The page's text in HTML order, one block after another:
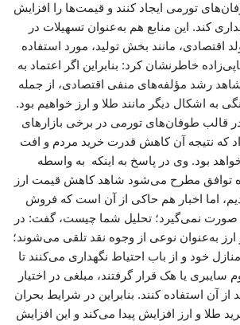
تورمی ایجاد کنند و قیمت‌ها را افزایش
کند. این منابع هم به‌عنوان تسهیلات در
اقتصادی، مانند بخش تولید، مورد استفاده
خاطرنشان کرد: بنابراین اگر اعتماد به
شاهد رشد مؤلفه‌های منفی اقتصادی، از جمله
به اشکال دیگر مانند طلا و ارز خواهیم بود.
قالب طوفان‌های تورمی در برخی بازارهای
که نتیجه آن کاهش قدرت خرید مردم و افت
بود. وی در پاسخ به اینکه به واسطه
توافق مطرح می‌شود شاهد کاهش قیمت ارز
اما اخبار هم حاکی از آن است که فروش
صورت نمی‌گیرد؛ تحلیل شما چیست، گفت: در
به‌عنوان نوعی از وجوه نقد تلقی می‌شوند؛
خود و از باب احتیاط نگهداری می‌کنند تا
سایبری یا هک قرار گرفتند، مبلغی در اختیار
از آن استفاده کنند. بنابراین در شرایط بحران
طلا و ارز افزایش پیدا می‌کند و این افزایش